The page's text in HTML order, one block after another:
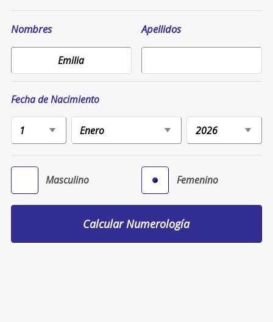
Nombres Apellidos
Fecha de Nacimiento
Masculino Femenino